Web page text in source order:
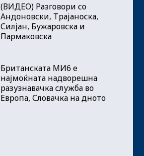
(ВИДЕО) Разговори со
Андоновски, Трајаноска,
Силјан, Бужаровска и
Пармаковска
Британската МИ6 е
најмоќната надворешна
разузнавачка служба во
Европа, Словачка на дното